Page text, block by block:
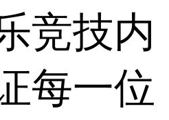
竞技内
每一位